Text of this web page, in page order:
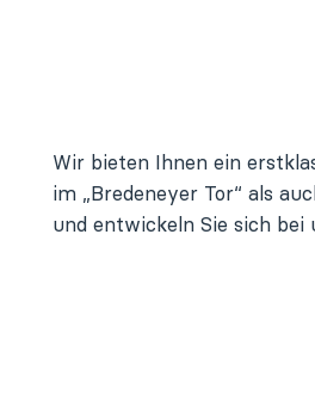
Wir bieten Ihnen ein
im „Bredeneyer Tor“ als
und entwickeln Sie sich bei